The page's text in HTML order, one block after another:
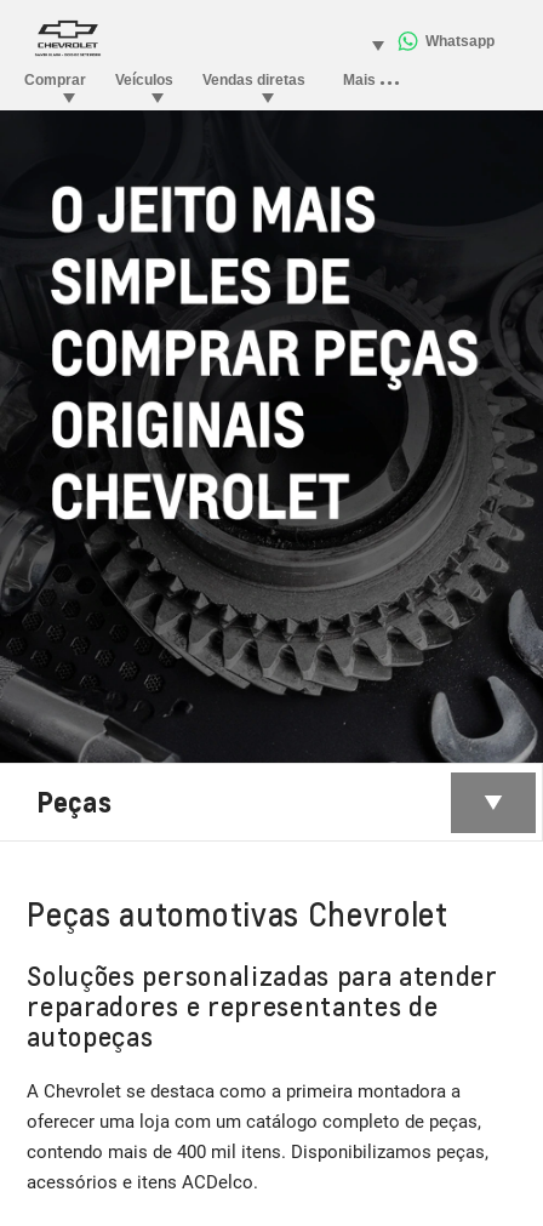
Peças
Peças automotivas Chevrolet
Soluções personalizadas para atender
reparadores e representantes de
autopeças
A Chevrolet se destaca como a primeira montadora a
oferecer uma loja com um catálogo completo de peças,
contendo mais de 400 mil itens. Disponibilizamos peças,
acessórios e itens ACDelco.